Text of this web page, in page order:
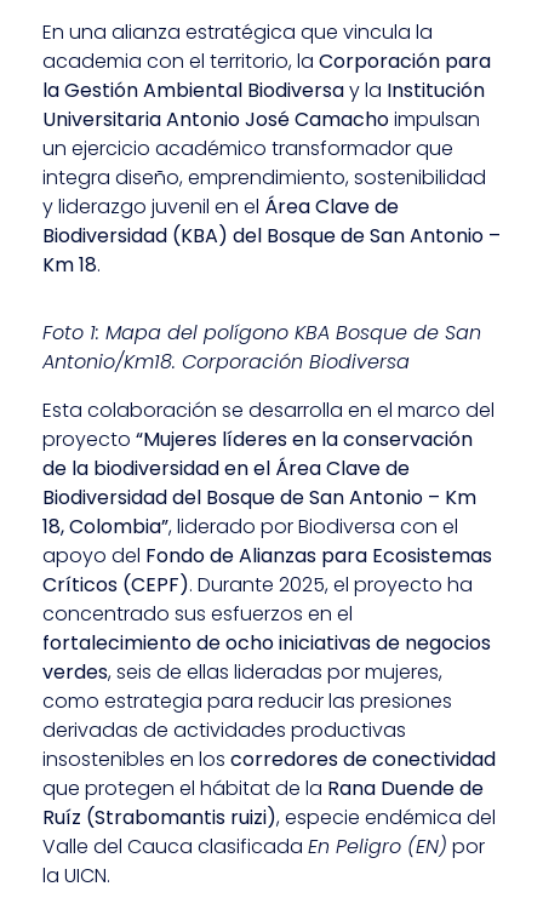
En una alianza estratégica que vincula la
academia con el territorio, la Corporación para
la Gestión Ambiental Biodiversay la Institución
Universitaria Antonio José Camachoimpulsan
un ejercicio académico transformador que
integra diseño, emprendimiento, sostenibilidad
y liderazgo juvenil en el Área Clave de
Biodiversidad (KBA) del Bosque de San Antonio –
Km 18.
Foto 1: Mapa del polígono KBA Bosque de San
Antonio/Km18. Corporación Biodiversa
Esta colaboración se desarrolla en el marco del
proyecto “Mujeres líderes en la conservación
de la biodiversidad en el Área Clave de
Biodiversidad del Bosque de San Antonio – Km
18, Colombia”, liderado por Biodiversa con el
apoyo del Fondo de Alianzas para Ecosistemas
Críticos (CEPF). Durante 2025, el proyecto ha
concentrado sus esfuerzos en el
fortalecimiento de ocho iniciativas de negocios
verdes, seis de ellas lideradas por mujeres,
como estrategia para reducir las presiones
derivadas de actividades productivas
insostenibles en los corredores de conectividad
que protegen el hábitat de la Rana Duende de
Ruíz (Strabomantis ruizi), especie endémica del
Valle del Cauca clasificada En Peligro (EN) por
la UICN.